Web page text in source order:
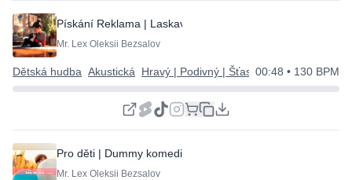
Pískání Reklama | Laskavé a Jednoduché
Mr. Lex Oleksii Bezsalov
Dětská hudba Akustická Hravý | Podivný | Šťastný00:48 • 130 BPM
Pro děti | Dummy komedie
Mr. Lex Oleksii Bezsalov